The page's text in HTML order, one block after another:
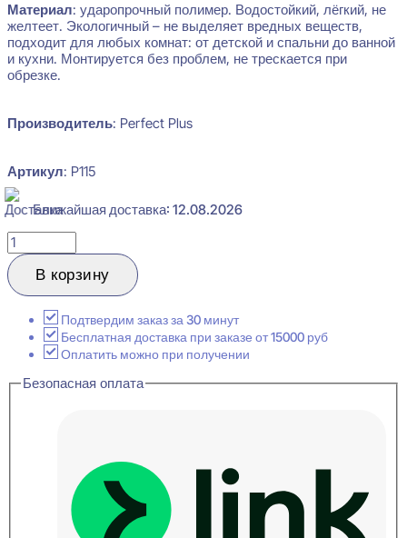
Материал: ударопрочный полимер. Водостойкий, лёгкий, не
желтеет. Экологичный – не выделяет вредных веществ,
подходит для любых комнат: от детской и спальни до ванной
и кухни. Монтируется без проблем, не трескается при
обрезке.
Производитель: Perfect Plus
Артикул: P115
Ближайшая доставка: 12.08.2026
Количество
товара
Perfect
Plus
Плинтус
напольный
15x183x2000
В корзину
Подтвердим заказ за 30 минут
Бесплатная доставка при заказе от 15000 руб
Оплатить можно при получении
Безопасная оплата